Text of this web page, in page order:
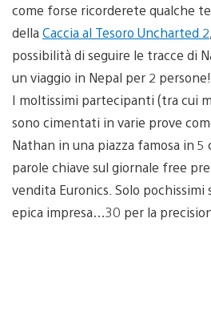
come forse ricorderete qualche
della Caccia al Tesoro Uncharted 2
possibilità di seguire le tracce di
un viaggio in Nepal per 2 persone!
I moltissimi partecipanti (tra cui
sono cimentati in varie prove
Nathan in una piazza famosa in
parole chiave sul giornale free
vendita Euronics. Solo
epica impresa…30 per la